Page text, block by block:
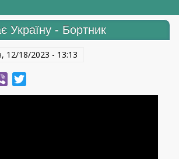
Україну - Бортник
12/18/2023 - 13:13
Viber